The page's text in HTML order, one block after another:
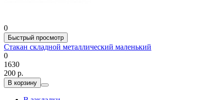
0
Быстрый просмотр
Стакан складной металлический маленький
0
1630
200 р.
В корзину